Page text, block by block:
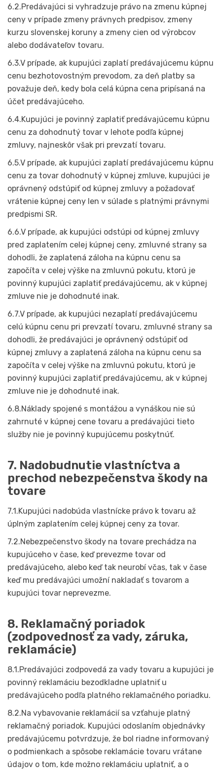
6.2.Predávajúci si vyhradzuje právo na zmenu kúpnej
ceny v prípade zmeny právnych predpisov, zmeny
kurzu slovenskej koruny a zmeny cien od výrobcov
alebo dodávateľov tovaru.
6.3.V prípade, ak kupujúci zaplatí predávajúcemu kúpnu
cenu bezhotovostným prevodom, za deň platby sa
považuje deň, kedy bola celá kúpna cena pripísaná na
účet predávajúceho.
6.4.Kupujúci je povinný zaplatiť predávajúcemu kúpnu
cenu za dohodnutý tovar v lehote podľa kúpnej
zmluvy, najneskôr však pri prevzatí tovaru.
6.5.V prípade, ak kupujúci zaplatí predávajúcemu kúpnu
cenu za tovar dohodnutý v kúpnej zmluve, kupujúci je
oprávnený odstúpiť od kúpnej zmluvy a požadovať
vrátenie kúpnej ceny len v súlade s platnými právnymi
predpismi SR.
6.6.V prípade, ak kupujúci odstúpi od kúpnej zmluvy
pred zaplatením celej kúpnej ceny, zmluvné strany sa
dohodli, že zaplatená záloha na kúpnu cenu sa
započíta v celej výške na zmluvnú pokutu, ktorú je
povinný kupujúci zaplatiť predávajúcemu, ak v kúpnej
zmluve nie je dohodnuté inak.
6.7.V prípade, ak kupujúci nezaplatí predávajúcemu
celú kúpnu cenu pri prevzatí tovaru, zmluvné strany sa
dohodli, že predávajúci je oprávnený odstúpiť od
kúpnej zmluvy a zaplatená záloha na kúpnu cenu sa
započíta v celej výške na zmluvnú pokutu, ktorú je
povinný kupujúci zaplatiť predávajúcemu, ak v kúpnej
zmluve nie je dohodnuté inak.
6.8.Náklady spojené s montážou a vynáškou nie sú
zahrnuté v kúpnej cene tovaru a predávajúci tieto
služby nie je povinný kupujúcemu poskytnúť.
7. Nadobudnutie vlastníctva a
prechod nebezpečenstva škody na
tovare
7.1.Kupujúci nadobúda vlastnícke právo k tovaru až
úplným zaplatením celej kúpnej ceny za tovar.
7.2.Nebezpečenstvo škody na tovare prechádza na
kupujúceho v čase, keď prevezme tovar od
predávajúceho, alebo keď tak neurobí včas, tak v čase
keď mu predávajúci umožní nakladať s tovarom a
kupujúci tovar neprevezme.
8. Reklamačný poriadok
(zodpovednosť za vady, záruka,
reklamácie)
8.1.Predávajúci zodpovedá za vady tovaru a kupujúci je
povinný reklamáciu bezodkladne uplatniť u
predávajúceho podľa platného reklamačného poriadku.
8.2.Na vybavovanie reklamácií sa vzťahuje platný
reklamačný poriadok. Kupujúci odoslaním objednávky
predávajúcemu potvrdzuje, že bol riadne informovaný
o podmienkach a spôsobe reklamácie tovaru vrátane
údajov o tom, kde možno reklamáciu uplatniť, a o